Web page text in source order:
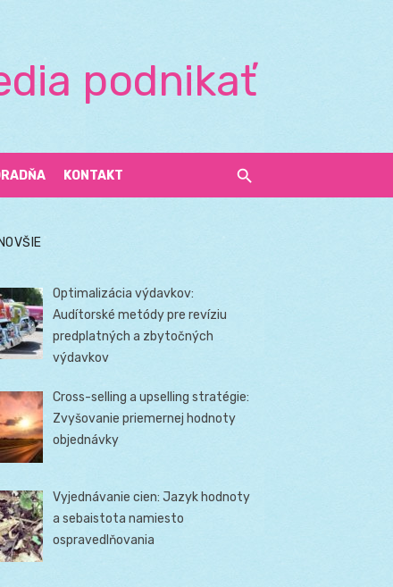
podnikať
KONTAKT
Optimalizácia výdavkov:
Audítorské metódy pre revíziu
predplatných a zbytočných
výdavkov
Cross-selling a upselling stratégie:
Zvyšovanie priemernej hodnoty
objednávky
Vyjednávanie cien: Jazyk hodnoty
a sebaistota namiesto
ospravedlňovania